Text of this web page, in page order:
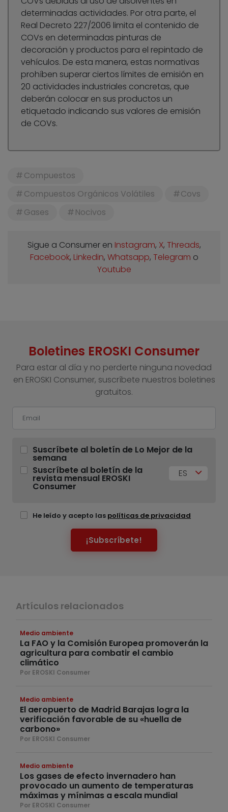
determinadas actividades. Por otra parte, el
Real Decreto 227/2006 limita el contenido de
COVs en determinadas pinturas de
decoración y productos para el repintado de
vehículos. De esta manera, estas normativas
prohíben superar ciertos límites de emisión en
20 actividades industriales concretas, que
deberán colocar en sus productos un
etiquetado indicando sus valores de emisión
de COVs.
Compuestos
Compuestos Orgánicos Volátiles
Covs
Gases
Nocivos
Sigue a Consumer en Instagram, X, Threads,
Facebook, Linkedin, Whatsapp, Telegram o
Youtube
Boletines EROSKI Consumer
Para estar al día y no perderte ninguna novedad
en EROSKI Consumer, suscríbete nuestros boletines
gratuitos.
Suscríbete al boletín de Lo Mejor de la
semana
Suscríbete al boletín de la
revista mensual EROSKI
Consumer
ES
He leído y acepto las políticas de privacidad
¡Subscríbete!
Artículos relacionados
Medio ambiente
La FAO y la Comisión Europea promoverán la
agricultura para combatir el cambio
climático
Por EROSKI Consumer
Medio ambiente
El aeropuerto de Madrid Barajas logra la
verificación favorable de su «huella de
carbono»
Por EROSKI Consumer
Medio ambiente
Los gases de efecto invernadero han
provocado un aumento de temperaturas
máximas y mínimas a escala mundial
Por EROSKI Consumer